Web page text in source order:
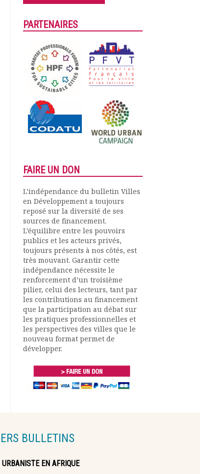
PARTENAIRES
FAIRE UN DON
L’indépendance du bulletin Villes
en Développement a toujours
reposé sur la diversité de ses
sources de financement.
L’équilibre entre les pouvoirs
publics et les acteurs privés,
toujours présents à nos côtés, est
très mouvant. Garantir cette
indépendance nécessite le
renforcement d’un troisième
pilier, celui des lecteurs, tant par
les contributions au financement
que la participation au débat sur
les pratiques professionnelles et
les perspectives des villes que le
nouveau format permet de
développer.
BULLETINS
EN AFRIQUE